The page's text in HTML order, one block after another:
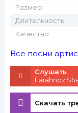
Размер:
Длительность:
Качество:
Все песни
Слушать
Farahnoz
Скачать